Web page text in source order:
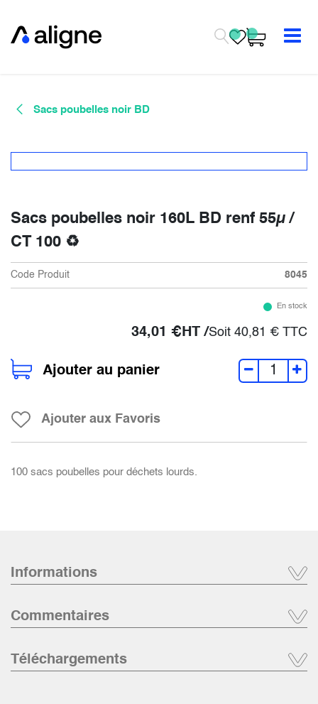
Sacs poubelles noir BD
Sacs poubelles noir 160L BD renf 55µ /
CT 100 ♻
Code Produit 8045
En stock
34,01 €HT /Soit 40,81 € TTC
Ajouter au panier
Ajouter aux Favoris
100 sacs poubelles pour déchets lourds.
Informations
Commentaires
Téléchargements